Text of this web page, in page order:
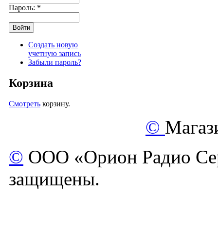
Пароль: *
Создать новую
учетную запись
Забыли пароль?
Корзина
Смотреть корзину.
©
© ООО «Орион Радио
защищены.